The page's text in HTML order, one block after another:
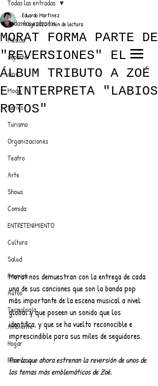
ANUNCIATE CON NOSOTROS
PARA MÁS INFORMACIÓN:
dinamicaseltrendytop@gmail.com
EL TRENDY TOP
CON EDDY MARTINEZ
Todas las entradas
Música
deporte
cine
Moda
Series
Turismo
Organizaciones
Teatro
Arte
Shows
Comida
ENTRETENIMIENTO
Cultura
Salud
Premios
Autos
Tecnología
Ambiente
Hogar
Finanzas
Todas las entradas
MORAT FORMA PARTE DE
"REVERSIONES" EL
ÁLBUM TRIBUTO A ZOÉ
E INTERPRETA "LABIOS
ROTOS"
Eduardo Martínez
11 ago 20201 min de lectura
Morat nos demuestran con la entrega de cada
una de sus canciones que son la banda pop
más importante de la escena musical a nivel
global y que poseen un sonido que los
identifica, y que se ha vuelto reconocible e
imprescindible para sus miles de seguidores.
Por lo que ahora estrenan la reversión de unos de
los temas más emblemáticos de Zoé.